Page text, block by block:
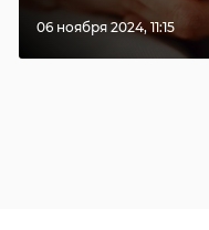
06 ноября 2024, 11:15